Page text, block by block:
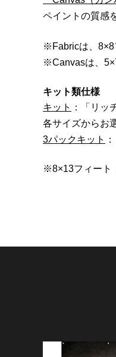
ペイントの質感
※Fabricは、8×8
※Canvasは、
キット類仕様
キット
：「リッ
各サイズからお
3パックキット
※8×13フィート